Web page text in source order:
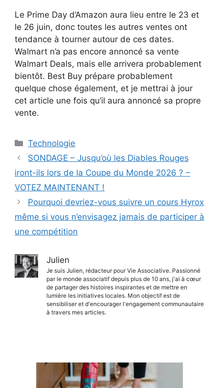
Le Prime Day d’Amazon aura lieu entre le 23 et
le 26 juin, donc toutes les autres ventes ont
tendance à tourner autour de ces dates.
Walmart n’a pas encore annoncé sa vente
Walmart Deals, mais elle arrivera probablement
bientôt. Best Buy prépare probablement
quelque chose également, et je mettrai à jour
cet article une fois qu’il aura annoncé sa propre
vente.
Catégories
Technologie
SONDAGE – Jusqu’où les Diables Rouges
iront-ils lors de la Coupe du Monde 2026 ? –
VOTEZ MAINTENANT !
Pourquoi devriez-vous suivre un cours Hyrox
même si vous n’envisagez jamais de participer à
une compétition
Julien
Je suis Julien, rédacteur pour Vie Associative. Passionné
par le monde associatif depuis plus de 10 ans, j'ai à cœur
de partager des histoires inspirantes et de mettre en
lumière les initiatives locales. Mon objectif est de
sensibiliser et d'encourager l'engagement communautaire
à travers mes articles.